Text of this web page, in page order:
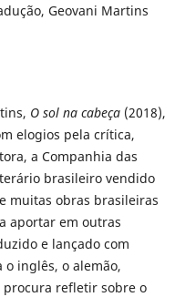
Geovani Martins
O sol na cabeça(2018),
elogios pela crítica,
a Companhia das
brasileiro vendido
muitas obras brasileiras
aportar em outras
e lançado com
inglês, o alemão,
procura refletir sobre o